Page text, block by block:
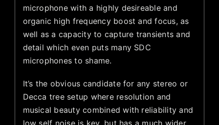
microphone with a highly desireable and
organic high frequency boost and focus, as
well as a capacity to capture transients and
detail which even puts many SDC
microphones to shame.
It’s the obvious candidate for any stereo or
Decca tree setup where resolution and
musical beauty combined with reliability and
low self noise is key, but has a much wider